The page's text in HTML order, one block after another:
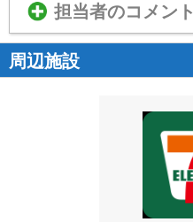
担当者のコメント
周辺施設